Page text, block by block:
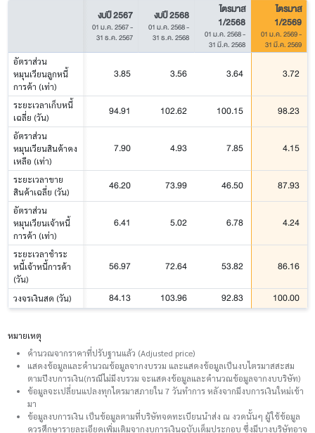
งบปี 2567
01 ม.ค. 2567-
31 ธ.ค. 2567
งบปี 2568
01 ม.ค. 2568-
31 ธ.ค. 2568
ไตรมาส
1/2568
01 ม.ค. 2568-
31 มี.ค. 2568
ไตรมาส
1/2569
01 ม.ค. 2569-
31 มี.ค. 2569
อัตราส่วน
หมุนเวียนลูกหนี้
การค้า (เท่า)
3.85 3.56 3.64 3.72
ระยะเวลาเก็บหนี้
เฉลี่ย (วัน)
94.91 102.62 100.15 98.23
อัตราส่วน
หมุนเวียนสินค้าคง
เหลือ (เท่า)
7.90 4.93 7.85 4.15
ระยะเวลาขาย
สินค้าเฉลี่ย (วัน)
46.20 73.99 46.50 87.93
อัตราส่วน
หมุนเวียนเจ้าหนี้
การค้า (เท่า)
6.41 5.02 6.78 4.24
ระยะเวลาชำระ
หนี้เจ้าหนี้การค้า
(วัน)
56.97 72.64 53.82 86.16
วงจรเงินสด (วัน) 84.13 103.96 92.83 100.00
หมายเหตุ
คำนวณจากราคาที่ปรับฐานแล้ว (Adjusted price)
แสดงข้อมูลและคำนวณข้อมูลจากงบรวม และแสดงข้อมูลเป็นงบไตรมาสสะสม
ตามปีงบการเงิน(กรณีไม่มีงบรวม จะแสดงข้อมูลและคำนวณข้อมูลจากงบบริษัท)
ข้อมูลจะเปลี่ยนแปลงทุกไตรมาสภายใน 7 วันทำการ หลังจากมีงบการเงินใหม่เข้า
มา
ข้อมูลงบการเงิน เป็นข้อมูลตามที่บริษัทจดทะเบียนนำส่ง ณ งวดนั้นๆ ผู้ใช้ข้อมูล
ควรศึกษารายละเอียดเพิ่มเติมจากงบการเงินฉบับเต็มประกอบ ซึ่งมีบางบริษัทอาจ